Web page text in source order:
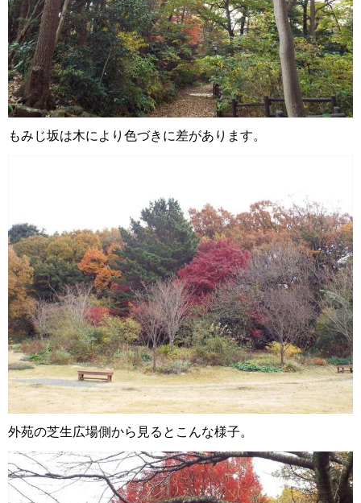
もみじ坂は木により色づきに差があります。
外苑の芝生広場側から見るとこんな様子。